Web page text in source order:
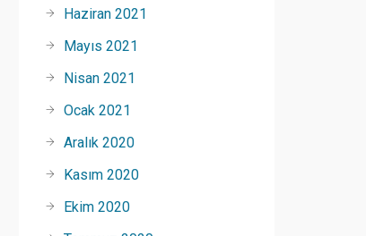
Haziran 2021
Mayıs 2021
Nisan 2021
Ocak 2021
Aralık 2020
Kasım 2020
Ekim 2020